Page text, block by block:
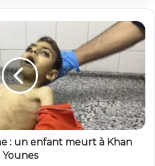
: un enfant meurt à Khan
Younes